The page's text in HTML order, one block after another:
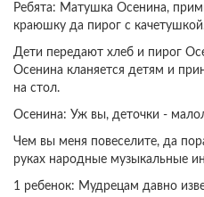
Ребята: Матушка Осенина,
краюшку да пирог с
Дети передают хлеб и пирог
Осенина кланяется детям и
на стол.
Осенина: Уж вы, деточки -
Чем вы меня повеселите, да
руках народные музыкальные
1 ребенок: Мудрецам давно